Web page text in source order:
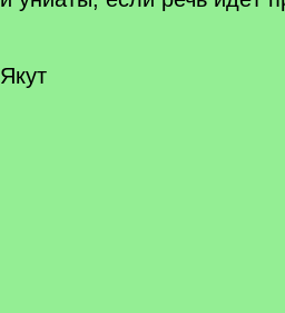
Якут